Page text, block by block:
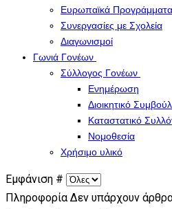
Ευρωπαϊκά Προγράμματα
Συνεργασίες με Σχολεία
Διαγωνισμοί
Γωνιά Γονέων
Σύλλογος Γονέων
Ενημέρωση
Διοικητικό
Καταστατικό
Νομοθεσία
Χρήσιμο υλικό
Εμφάνιση #
ΠληροφορίαΔεν υπάρχουν